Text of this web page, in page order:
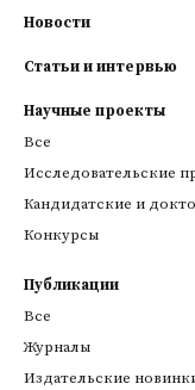
Новости
Статьи и интервью
Научные проекты
Все
Исследовательские
Кандидатские и
Конкурсы
Публикации
Все
Журналы
Издательские